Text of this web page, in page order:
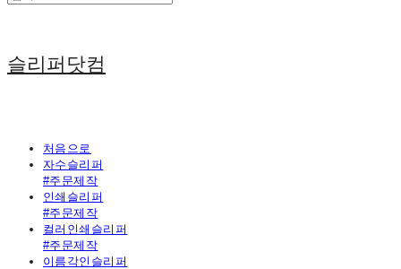
슬리퍼닷컴
처음으로
자수슬리퍼
#주문제작
인쇄슬리퍼
#주문제작
컬러인쇄슬리퍼
#주문제작
이름각인슬리퍼